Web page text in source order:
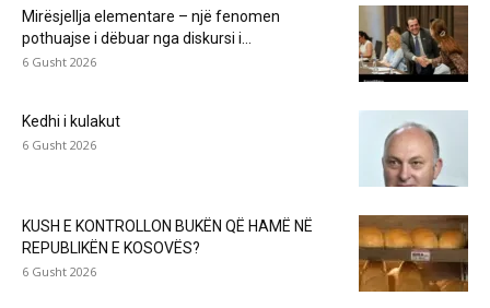
Mirësjellja elementare – një fenomen
pothuajse i dëbuar nga diskursi i...
6 Gusht 2026
Kedhi i kulakut
6 Gusht 2026
KUSH E KONTROLLON BUKËN QË HAMË NË
REPUBLIKËN E KOSOVËS?
6 Gusht 2026